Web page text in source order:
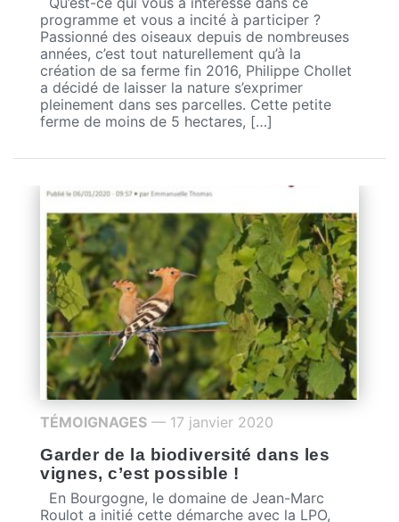
programme et vous a incité à participer ?
Passionné des oiseaux depuis de nombreuses
années, c’est tout naturellement qu’à la
création de sa ferme fin 2016, Philippe Chollet
a décidé de laisser la nature s’exprimer
pleinement dans ses parcelles. Cette petite
ferme de moins de 5 hectares, […]
TÉMOIGNAGES — 17 janvier 2020
Garder de la biodiversité dans les
vignes, c’est possible !
En Bourgogne, le domaine de Jean-Marc
Roulot a initié cette démarche avec la LPO,